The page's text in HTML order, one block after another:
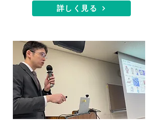
詳しく見る